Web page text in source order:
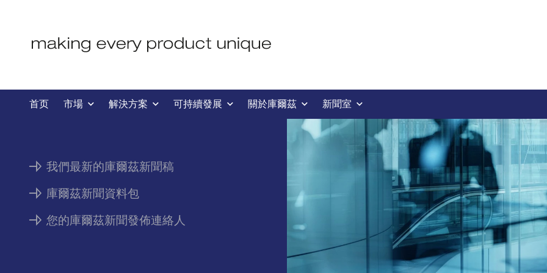
首页 市場 解決方案 可持續發展 關於庫爾茲 新聞室
我們最新的庫爾茲新聞稿
庫爾茲新聞資料包
您的庫爾茲新聞發佈連絡人